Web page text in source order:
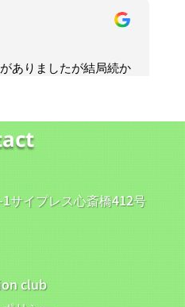
サイプレス心斎橋412号
club